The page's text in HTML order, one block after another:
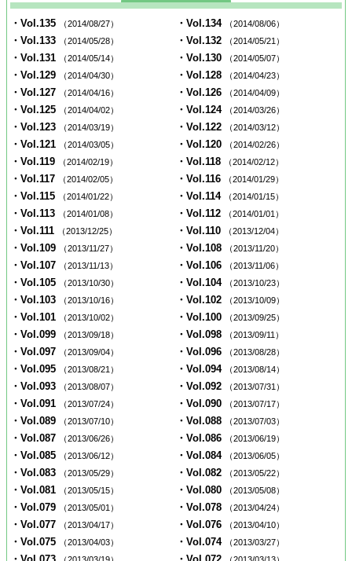
・Vol.135 （2014/08/27） ・Vol.134 （2014/08/06）
・Vol.133 （2014/05/28） ・Vol.132 （2014/05/21）
・Vol.131 （2014/05/14） ・Vol.130 （2014/05/07）
・Vol.129 （2014/04/30） ・Vol.128 （2014/04/23）
・Vol.127 （2014/04/16） ・Vol.126 （2014/04/09）
・Vol.125 （2014/04/02） ・Vol.124 （2014/03/26）
・Vol.123 （2014/03/19） ・Vol.122 （2014/03/12）
・Vol.121 （2014/03/05） ・Vol.120 （2014/02/26）
・Vol.119 （2014/02/19） ・Vol.118 （2014/02/12）
・Vol.117 （2014/02/05） ・Vol.116 （2014/01/29）
・Vol.115 （2014/01/22） ・Vol.114 （2014/01/15）
・Vol.113 （2014/01/08） ・Vol.112 （2014/01/01）
・Vol.111 （2013/12/25） ・Vol.110 （2013/12/04）
・Vol.109 （2013/11/27） ・Vol.108 （2013/11/20）
・Vol.107 （2013/11/13） ・Vol.106 （2013/11/06）
・Vol.105 （2013/10/30） ・Vol.104 （2013/10/23）
・Vol.103 （2013/10/16） ・Vol.102 （2013/10/09）
・Vol.101 （2013/10/02） ・Vol.100 （2013/09/25）
・Vol.099 （2013/09/18） ・Vol.098 （2013/09/11）
・Vol.097 （2013/09/04） ・Vol.096 （2013/08/28）
・Vol.095 （2013/08/21） ・Vol.094 （2013/08/14）
・Vol.093 （2013/08/07） ・Vol.092 （2013/07/31）
・Vol.091 （2013/07/24） ・Vol.090 （2013/07/17）
・Vol.089 （2013/07/10） ・Vol.088 （2013/07/03）
・Vol.087 （2013/06/26） ・Vol.086 （2013/06/19）
・Vol.085 （2013/06/12） ・Vol.084 （2013/06/05）
・Vol.083 （2013/05/29） ・Vol.082 （2013/05/22）
・Vol.081 （2013/05/15） ・Vol.080 （2013/05/08）
・Vol.079 （2013/05/01） ・Vol.078 （2013/04/24）
・Vol.077 （2013/04/17） ・Vol.076 （2013/04/10）
・Vol.075 （2013/04/03） ・Vol.074 （2013/03/27）